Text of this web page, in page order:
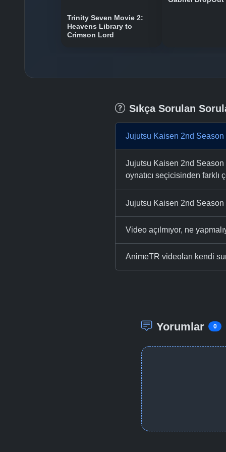
Trinity Seven Movie 2:
Heavens Library to
Crimson Lord
Sıkça Sorulan
Jujutsu Kaisen 2nd
Jujutsu Kaisen 2nd
oynatıcı seçicisinden
Jujutsu Kaisen 2nd Season
Video açılmıyor, ne
AnimeTR videoları kendi
Yorumlar 0